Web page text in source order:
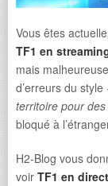
Vous êtes
TF1 en
mais
d’erreurs du style
territoire pour
bloqué à
H2-Blog vous
voir TF1 en direct